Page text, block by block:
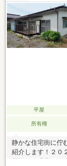
平屋
所有権
静かな住宅街に佇
紹介します！２０